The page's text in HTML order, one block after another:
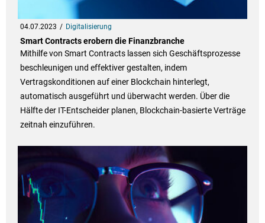
04.07.2023 Digitalisierung
Smart Contracts erobern die Finanzbranche
Mithilfe von Smart Contracts lassen sich Geschäftsprozesse
beschleunigen und effektiver gestalten, indem
Vertragskonditionen auf einer Blockchain hinterlegt,
automatisch ausgeführt und überwacht werden. Über die
Hälfte der IT-Entscheider planen, Blockchain-basierte Verträge
zeitnah einzuführen.